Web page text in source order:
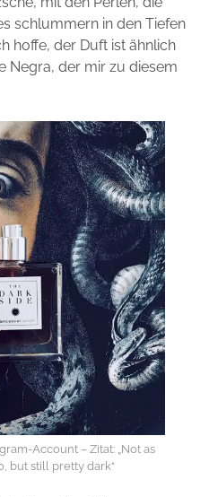
schlummern in den Tiefen
hoffe, der Duft ist ähnlich
Negra, der mir zu diesem
Account – Zitat: „Not as
but still pretty dark“